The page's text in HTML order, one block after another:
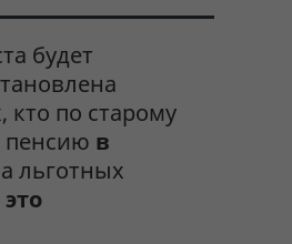
будет
кто по старому
пенсию в
льготных